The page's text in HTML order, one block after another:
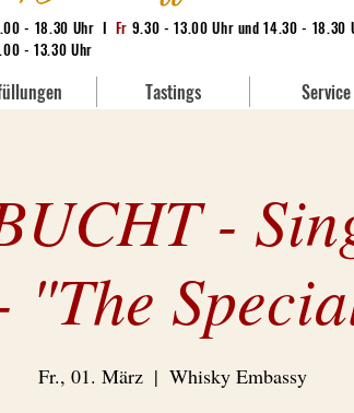
- 18.30 Uhr I Fr 9.30 - 13.00 Uhr und 14.30 - 18.30
- 13.30 Uhr
Tastings Service
-
"The
Fr., 01. März
  |
Whisky Embassy